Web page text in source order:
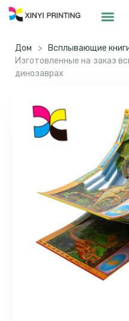
Дом > Всплывающие
Изготовленные на заказ
динозаврах